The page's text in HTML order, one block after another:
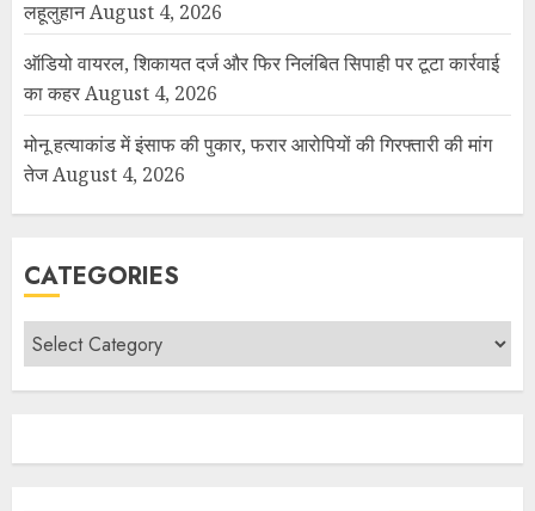
लहूलुहानAugust 4, 2026
ऑडियो वायरल, शिकायत दर्ज और फिर निलंबित सिपाही पर टूटा कार्रवाई
का कहरAugust 4, 2026
मोनू हत्याकांड में इंसाफ की पुकार, फरार आरोपियों की गिरफ्तारी की मांग
तेजAugust 4, 2026
CATEGORIES